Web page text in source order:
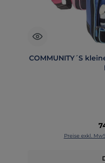
COMMUNITY´S
Preise exkl.